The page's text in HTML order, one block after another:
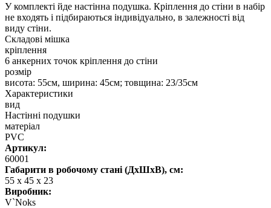
У комплекті йде настінна подушка. Кріплення до стіни в набір
не входять і підбираються індивідуально, в залежності від
виду стіни.
Складові мішка
кріплення
6 анкерних точок кріплення до стіни
розмір
висота: 55см, ширина: 45см; товщина: 23/35см
Характеристики
вид
Настінні подушки
матеріал
PVC
Артикул:
60001
Габарити в робочому стані (ДхШхВ), см:
55 x 45 x 23
Виробник:
V`Noks